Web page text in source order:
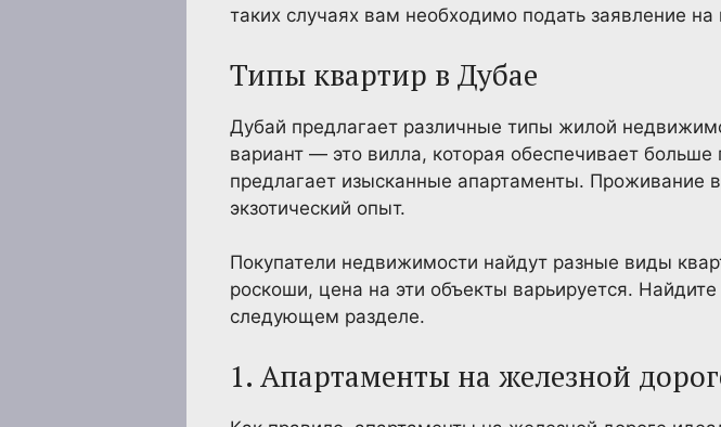
таких случаях вам необходимо подать заявление
Типы квартир в Дубае
Дубай предлагает различные типы жилой
вариант — это вилла, которая обеспечивает
предлагает изысканные апартаменты. Проживание
экзотический опыт.
Покупатели недвижимости найдут разные виды
роскоши, цена на эти объекты варьируется.
следующем разделе.
1. Апартаменты на железной